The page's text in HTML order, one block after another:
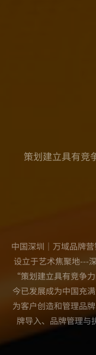
策划建立具有竞
中国深圳｜万域品牌
设立于艺术焦聚地---
“策划建立具有竞争
今已发展成为中国充
为客户创造和管理品
牌导入、品牌管理与